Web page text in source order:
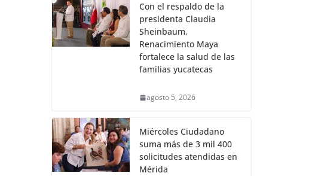
Con el respaldo de la
presidenta Claudia
Sheinbaum,
Renacimiento Maya
fortalece la salud de las
familias yucatecas
agosto 5, 2026
Miércoles Ciudadano
suma más de 3 mil 400
solicitudes atendidas en
Mérida